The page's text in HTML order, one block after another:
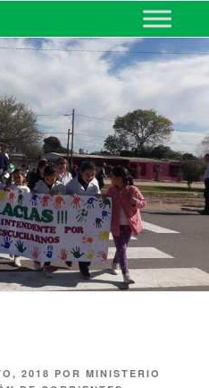
EDUCACIÓN
2018 PORMINISTERIO